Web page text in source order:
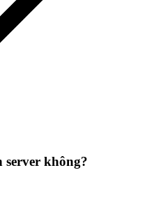
server không?